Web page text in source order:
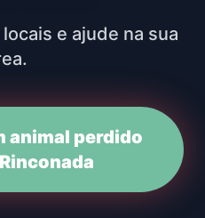
e ajude na sua
animal perdido